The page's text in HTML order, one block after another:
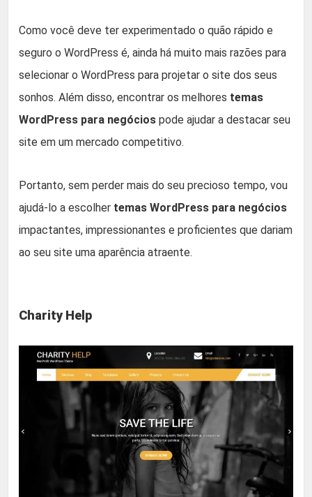
Como você deve ter experimentado o quão rápido e
seguro o WordPress é, ainda há muito mais razões para
selecionar o WordPress para projetar o site dos seus
sonhos. Além disso, encontrar os melhores temas
WordPress para negócios pode ajudar a destacar seu
site em um mercado competitivo.
Portanto, sem perder mais do seu precioso tempo, vou
ajudá-lo a escolher temas WordPress para negócios
impactantes, impressionantes e proficientes que dariam
ao seu site uma aparência atraente.
Charity Help